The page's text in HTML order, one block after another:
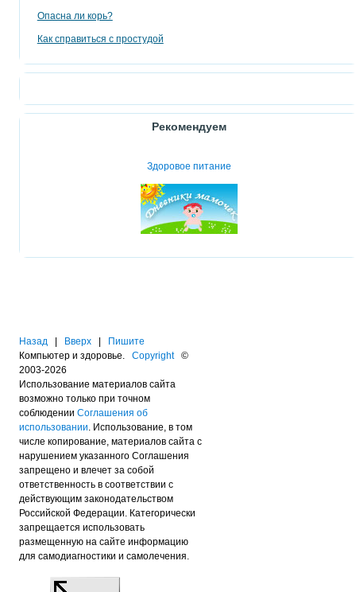
Опасна ли корь?
Как справиться с простудой
Рекомендуем
Здоровое питание
Назад Вверх
Пишите
Компьютер и здоровье. Copyright©
2003-2026
Использование материалов сайта
возможно только при точном
соблюдении Соглашения об
использовании. Использование, в том
числе копирование, материалов сайта с
нарушением указанного Соглашения
запрещено и влечет за собой
ответственность в соответствии с
действующим законодательством
Российской Федерации. Категорически
запрещается использовать
размещенную на сайте информацию
для самодиагностики и самолечения.